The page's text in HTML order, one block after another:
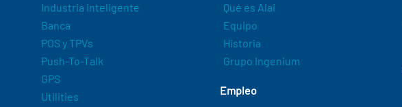
Industria inteligente
Banca
POS y TPVs
Push-To-Talk
GPS
Utilities
Qué es Alai
Equipo
Historia
Grupo Ingenium
Empleo